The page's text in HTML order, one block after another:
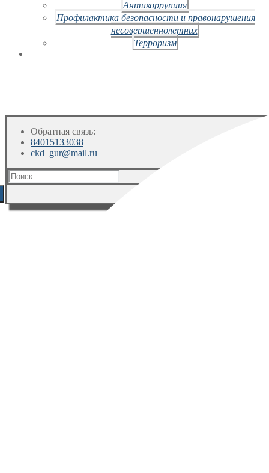
Антикоррупция
Профилактика безопасности и правонарушения
несовершеннолетних
Терроризм
Обратная связь:
84015133038
ckd_gur@mail.ru
Искать: